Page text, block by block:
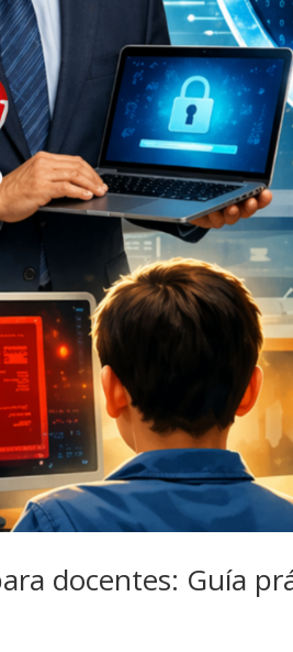
docentes: Guía